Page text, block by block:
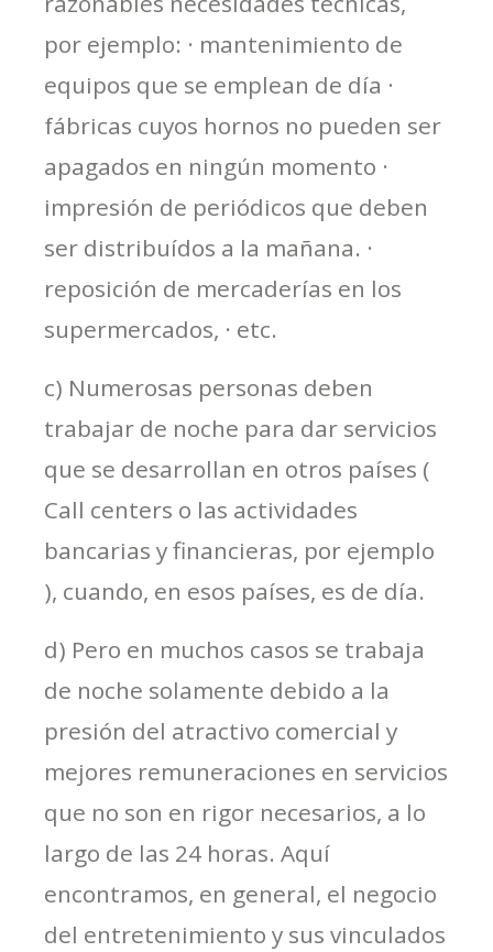
por ejemplo: · mantenimiento de
equipos que se emplean de día ·
fábricas cuyos hornos no pueden ser
apagados en ningún momento ·
impresión de periódicos que deben
ser distribuídos a la mañana. ·
reposición de mercaderías en los
supermercados, · etc.
c) Numerosas personas deben
trabajar de noche para dar servicios
que se desarrollan en otros países (
Call centers o las actividades
bancarias y financieras, por ejemplo
), cuando, en esos países, es de día.
d) Pero en muchos casos se trabaja
de noche solamente debido a la
presión del atractivo comercial y
mejores remuneraciones en servicios
que no son en rigor necesarios, a lo
largo de las 24 horas. Aquí
encontramos, en general, el negocio
del entretenimiento y sus vinculados